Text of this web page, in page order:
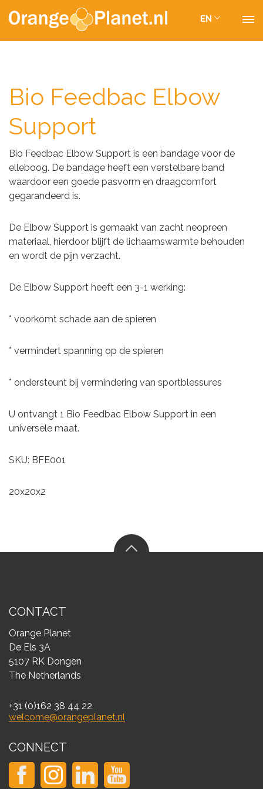
EN
Bio Feedbac Elbow
Support
Bio Feedbac Elbow Support is een bandage voor de
elleboog. De bandage heeft een verstelbare band
waardoor een goede pasvorm en draagcomfort
gegarandeerd is.
De Elbow Support is gemaakt van zacht neopreen
materiaal, hierdoor blijft de lichaamswarmte behouden
en wordt de pijn verzacht.
De Elbow Support heeft een 3-1 werking:
* voorkomt schade aan de spieren
* vermindert spanning op de spieren
* ondersteunt bij vermindering van sportblessures
U ontvangt 1 Bio Feedbac Elbow Support in een
universele maat.
SKU: BFE001
20x20x2
CONTACT
Orange Planet
De Els 3A
5107 RK Dongen
The Netherlands
+31 (0)162 38 44 22
welcome@orangeplanet.nl
CONNECT